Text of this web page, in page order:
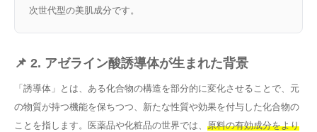
次世代型の美肌成分です。
📌 2. アゼライン酸誘導体が生まれた背景
「誘導体」とは、ある化合物の構造を部分的に変化させることで、元
の物質が持つ機能を保ちつつ、新たな性質や効果を付与した化合物の
ことを指します。医薬品や化粧品の世界では、 原料の有効成分をより